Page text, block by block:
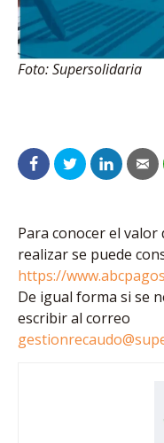
Foto: Supersolidaria
Para conocer el valor
realizar se puede
https://
De igual forma si se
escribir al correo